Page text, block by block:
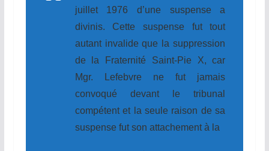
juillet 1976 d’une suspense a
divinis. Cette suspense fut tout
autant invalide que la suppression
de la Fraternité Saint-Pie X, car
Mgr. Lefebvre ne fut jamais
convoqué devant le tribunal
compétent et la seule raison de sa
suspense fut son attachement à la